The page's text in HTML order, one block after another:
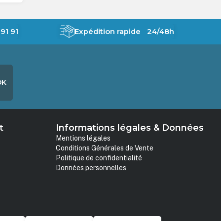
91 Expédition rapide 24/48h
Informations légales & Données
Mentions légales
Conditions Générales de Vente
Politique de confidentialité
Données personnelles